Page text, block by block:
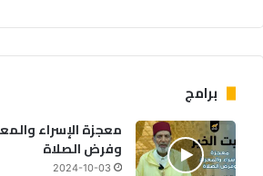
نجاة 18 بحارًا
سواحل
برامج
معجزة الإسراء
وفرض الصلاة
2024-10-03